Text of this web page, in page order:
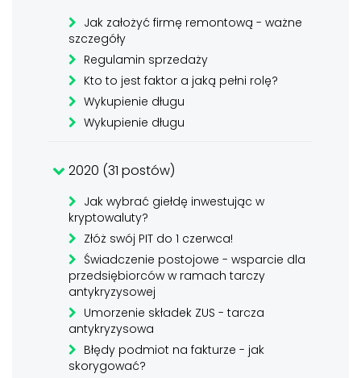
Jak założyć firmę remontową - ważne
szczegóły
Regulamin sprzedaży
Kto to jest faktor a jaką pełni rolę?
Wykupienie długu
Wykupienie długu
2020 (31 postów)
Jak wybrać giełdę inwestując w
kryptowaluty?
Złóż swój PIT do 1 czerwca!
Świadczenie postojowe - wsparcie dla
przedsiębiorców w ramach tarczy
antykryzysowej
Umorzenie składek ZUS - tarcza
antykryzysowa
Błędy podmiot na fakturze - jak
skorygować?